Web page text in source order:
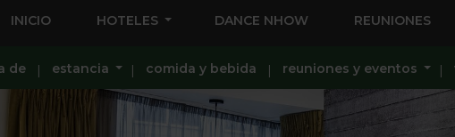
INICIO HOTELES DANCE NHOW REUNIONES
de estancia comida y bebida reuniones y eventos